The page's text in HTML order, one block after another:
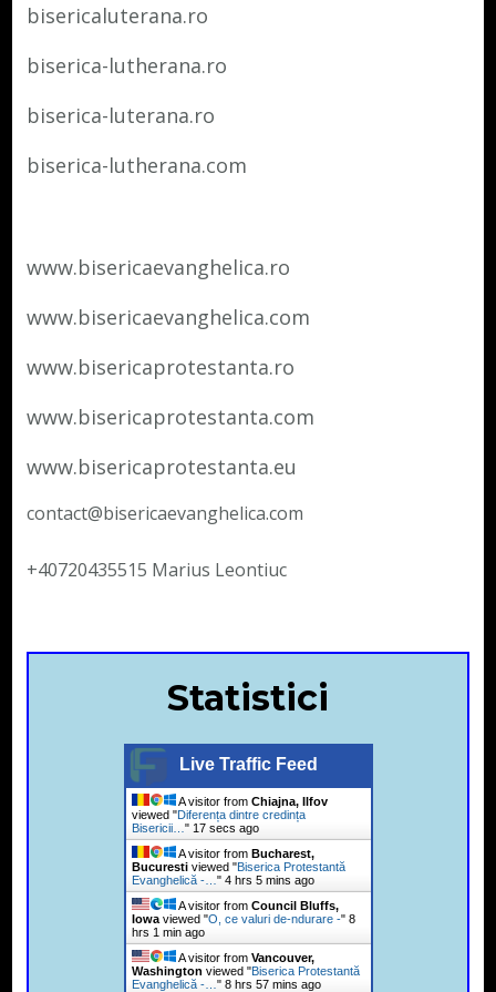
bisericaluterana.ro
biserica-lutherana.ro
biserica-luterana.ro
biserica-lutherana.com
www.bisericaevanghelica.ro
www.bisericaevanghelica.com
www.bisericaprotestanta.ro
www.bisericaprotestanta.com
www.bisericaprotestanta.eu
contact@bisericaevanghelica.com
+40720435515 Marius Leontiuc
Statistici
Live Traffic Feed
A visitor from Chiajna, Ilfov
viewed "Diferența dintre credința
Bisericii… " 18 secs ago
A visitor from Bucharest,
Bucurestiviewed "Biserica Protestantă
Evanghelică -… " 4 hrs 5 mins ago
A visitor from Council Bluffs,
Iowaviewed "O, ce valuri de-ndurare -" 8
hrs 1 min ago
A visitor from Vancouver,
Washington viewed "Biserica Protestantă
Evanghelică -… " 8 hrs 57 mins ago